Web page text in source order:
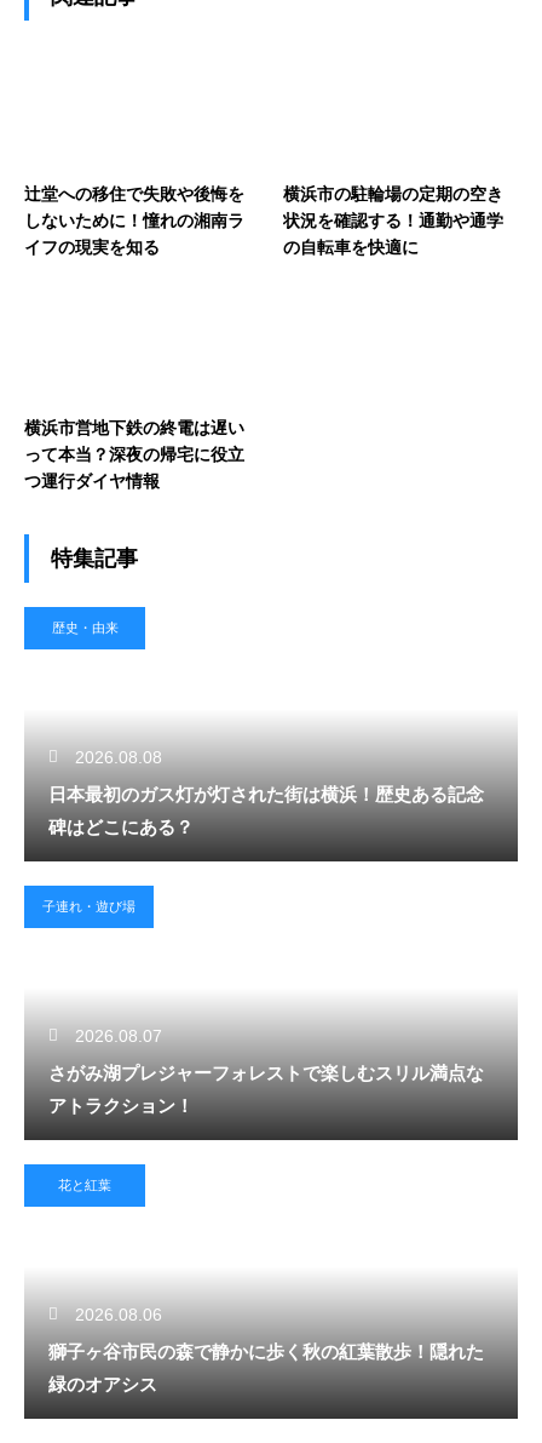
辻堂への移住で失敗や後悔を
しないために！憧れの湘南ラ
イフの現実を知る
横浜市の駐輪場の定期の空き
状況を確認する！通勤や通学
の自転車を快適に
横浜市営地下鉄の終電は遅い
って本当？深夜の帰宅に役立
つ運行ダイヤ情報
特集記事
歴史・由来
2026.08.08
日本最初のガス灯が灯された街は横浜！歴史ある記念
碑はどこにある？
子連れ・遊び場
2026.08.07
さがみ湖プレジャーフォレストで楽しむスリル満点な
アトラクション！
花と紅葉
2026.08.06
獅子ヶ谷市民の森で静かに歩く秋の紅葉散歩！隠れた
緑のオアシス